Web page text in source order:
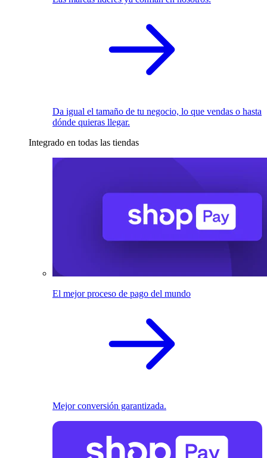
Da igual el tamaño de tu negocio, lo que vendas o hasta
dónde quieras llegar.
Integrado en todas las tiendas
El mejor proceso de pago del mundo
Mejor conversión garantizada.